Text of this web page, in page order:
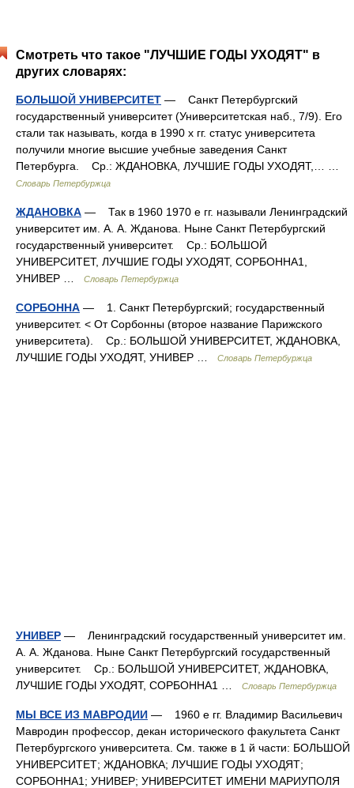
Смотреть что такое "ЛУЧШИЕ ГОДЫ УХОДЯТ" в
других словарях:
БОЛЬШОЙ УНИВЕРСИТЕТ — Санкт Петербургский
государственный университет (Университетская наб., 7/9). Его
стали так называть, когда в 1990 х гг. статус университета
получили многие высшие учебные заведения Санкт
Петербурга. Ср.: ЖДАНОВКА, ЛУЧШИЕ ГОДЫ УХОДЯТ,… …
Словарь Петербуржца
ЖДАНОВКА — Так в 1960 1970 е гг. называли Ленинградский
университет им. А. А. Жданова. Ныне Санкт Петербургский
государственный университет. Ср.: БОЛЬШОЙ
УНИВЕРСИТЕТ, ЛУЧШИЕ ГОДЫ УХОДЯТ, СОРБОННА1,
УНИВЕР …
Словарь Петербуржца
СОРБОННА — 1. Санкт Петербургский; государственный
университет. < От Сорбонны (второе название Парижского
университета). Ср.: БОЛЬШОЙ УНИВЕРСИТЕТ, ЖДАНОВКА,
ЛУЧШИЕ ГОДЫ УХОДЯТ, УНИВЕР …
Словарь Петербуржца
УНИВЕР — Ленинградский государственный университет им.
А. А. Жданова. Ныне Санкт Петербургский государственный
университет. Ср.: БОЛЬШОЙ УНИВЕРСИТЕТ, ЖДАНОВКА,
ЛУЧШИЕ ГОДЫ УХОДЯТ, СОРБОННА1 …
Словарь Петербуржца
МЫ ВСЕ ИЗ МАВРОДИИ — 1960 е гг. Владимир Васильевич
Мавродин профессор, декан исторического факультета Санкт
Петербургского университета. См. также в 1 й части: БОЛЬШОЙ
УНИВЕРСИТЕТ; ЖДАНОВКА; ЛУЧШИЕ ГОДЫ УХОДЯТ;
СОРБОННА1; УНИВЕР; УНИВЕРСИТЕТ ИМЕНИ МАРИУПОЛЯ